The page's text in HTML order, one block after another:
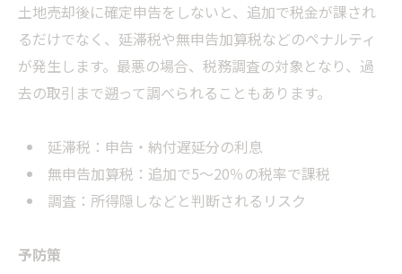
土地売却後に確定申告をしないと、追加で税金が課され
るだけでなく、延滞税や無申告加算税などのペナルティ
が発生します。最悪の場合、税務調査の対象となり、過
去の取引まで遡って調べられることもあります。
延滞税：申告・納付遅延分の利息
無申告加算税：追加で5～20％の税率で課税
調査：所得隠しなどと判断されるリスク
予防策